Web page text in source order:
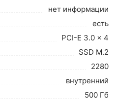
нет информации
есть
PCI-E 3.0 x 4
SSD M.2
2280
внутренний
500 Гб